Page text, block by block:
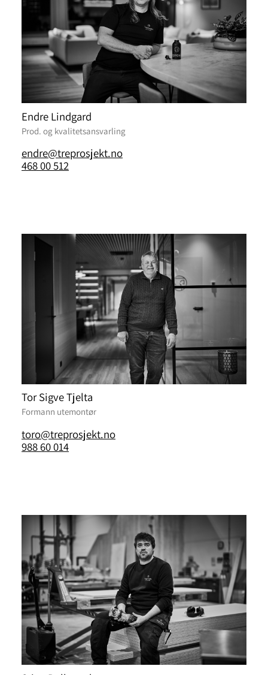
Endre Lindgard
Prod. og kvalitetsansvarling
endre@treprosjekt.no
468 00 512
Tor Sigve Tjelta
Formann utemontør
toro@treprosjekt.no
988 60 014